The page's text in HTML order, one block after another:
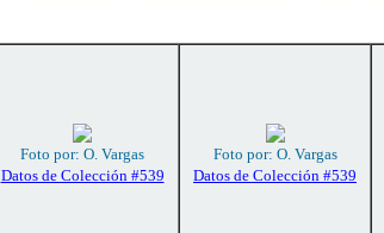
Foto por: O. Vargas
Datos de Colección #539
Foto por: O. Vargas
Datos de Colección #539